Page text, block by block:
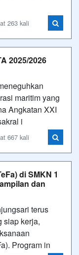
263 kali
2025/2026
maritim yang
Angkatan XXI
i
667 kali
di SMKN 1
dan
terus
siap kerja,
Program in